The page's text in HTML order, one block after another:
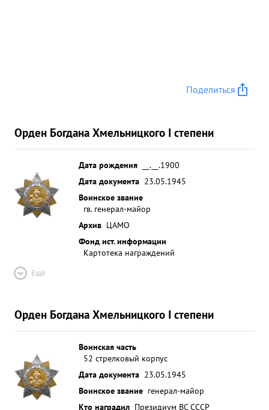
Поделиться
Орден Богдана Хмельницкого I степени
Дата рождения
__.__.1900
Дата документа 23.05.1945
Воинское звание
гв. генерал-майор
Архив ЦАМО
Фонд ист. информации
Картотека награждений
Ещё
Орден Богдана Хмельницкого I степени
Воинская часть
52 стрелковый корпус
Дата документа 23.05.1945
Воинское звание генерал-майор
Кто наградил Президиум ВС СССР